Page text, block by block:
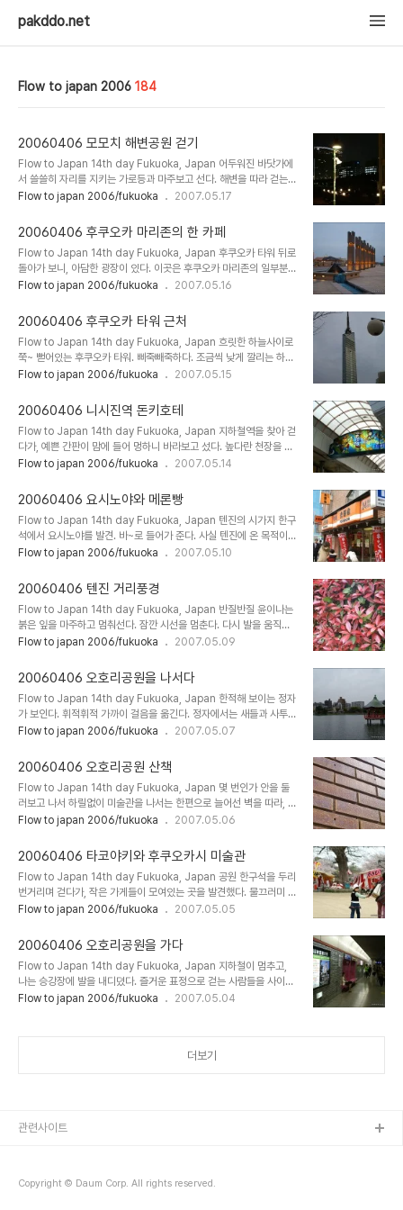
pakddo.net
Flow to japan 2006 184
20060406 모모치 해변공원 걷기
Flow to Japan 14th day Fukuoka, Japan 어두워진 바닷가에
서 쓸쓸히 자리를 지키는 가로등과 마주보고 선다. 해변을 따라 걷는
다. 조금씩 물에 떠있는 마리존을 멀리 보낸다. 발끝에 부서지는 모래
다. 뒤를 돌아서 흔적들을, 내 발자욱들을 찾아보지만 흐트러진 모래
속에선 좀처럼 찾기가 힘들다. 잠깐 앉을까. 벤치에 앉아 바다를 바라
보고 있으니 적당히 술도 오르고, 좋다. 맥주한병 먹고 알딸딸하기는...
-_-; 저 너머에는 한가로운 바닷가에 시호크 호텔이 둥근 지붕모양을
따라 불을 밝히고 있다. 아. 예쁘다. 이런저런 생각을 하다가, 어쩐지
럼. 나..
Flow to japan 2006/fukuoka 2007.05.17
20060406 후쿠오카 마리존의 한 카페
Flow to Japan 14th day Fukuoka, Japan 후쿠오카 타워 뒤로
돌아가 보니, 아담한 광장이 있다. 이곳은 후쿠오카 마리존의 일부분.
힐끔힐끔 둘러보기 시작한다. 직선으로 뻗은 분수가 타워와 일직선으
이 보인다. 어쩐 일인지 혼자 울고 있다. 조용한 곳에서 혼자 우는 여인
네라... 사진을 찍으며 가까운 곳으로 가보았지만, 혼자이고 싶은 사람
을 방해하고픈 생각은 들지 않는다. 다만, 우는 여인네를 보면 왠지 약
해지는 남자라는 동물의 습성 때문인건지. 조금씩 주변을 빙빙 돌아보
지만, 현실은 드라마처럼 호락호락하지 않아서 별일이 일어나지는 않
서 걸음을..
Flow to japan 2006/fukuoka 2007.05.16
20060406 후쿠오카 타워 근처
Flow to Japan 14th day Fukuoka, Japan 흐릿한 하늘사이로
쭉~ 뻗어있는 후쿠오카 타워. 삐죽빼죽하다. 조금씩 낮게 깔리는 하늘
빛을 받기 시작한 거리를 지난다. 회색과 주황색의 경계를 아우르는 묘
가까이 다가간 후쿠오카 타워. 이곳은 방송 송신탑으로도 사용된다고
한다. 묘한 분위기의 조각상이 늘어선 길을 따라 걷는다. 바닷가에 가
까워 온걸 몸이 느끼는지 바람이 차다. 옷깃을 조금 여며본다. 어스름
이 깔리는 거리로 가지런히 줄 맞춘 전등에 불이 들어온다. 저녁때가
다됐구나.. 붉은 조형물 사이로 입구가 보인다. 얼른 들어가 볼까나. 재
어색하다. -..
Flow to japan 2006/fukuoka 2007.05.15
20060406 니시진역 돈키호테
Flow to Japan 14th day Fukuoka, Japan 지하철역을 찾아 걷
다가, 예쁜 간판이 맘에 들어 멍하니 바라보고 섰다. 높다란 천장을 바
라보다가, 지하철을 타러 간다. 1일 승차권 샀으니 본전은 뽑아야지.
장을 간다. 이번에 도착한 곳은 니시진역. 마크는 서쪽의 중심으로 새
롭게 떠오르는 곳을 형상화했다는 듯. 뭐 그렇다니 그런가 보다 한다.
^^ 그러고 보니 가방을 멘 아이들이 많이 지나긴 한다. 한가해 보이는
학생들(?)의 모습을 신기하듯 구경하면서, 출구를 향해 걷는다. 출구를
확인하려고 하는데 확실히 근처에 학교가 많다. 소학교, 고등학교, 대
Flow to japan 2006/fukuoka 2007.05.14
20060406 요시노야와 메론빵
Flow to Japan 14th day Fukuoka, Japan 텐진의 시가지 한구
석에서 요시노야를 발견. 바~로 들어가 준다. 사실 텐진에 온 목적이
요시노야를 찾아서 온 거였다는;;; 소고기 불고기(?) 덮밥을 주문했다.
으니 꿀맛이다. 요시노야를 찾았던 이유는 바로 이것! 도쿄에서부터 시
작된 거였는데, 한번 밥을 먹을 때마다 선물 쿠폰 같은 걸 줬다. 4장을
모으면 뭘 준다고 해서 기회 될 때마다 꾸준히(?) 먹어준 결과. "요시
노야 한정 봄맞이 스트랩"을 받았다. 하핫. 'ぶたどん(돼지고기 덮
밥)'이라는 깃발을 들고 서 있는 돼지인형이라니;;;; ^^; 귀엽고, 맘에
Flow to japan 2006/fukuoka 2007.05.10
20060406 텐진 거리풍경
Flow to Japan 14th day Fukuoka, Japan 반질반질 윤이나는
붉은 잎을 마주하고 멈춰선다. 잠깐 시선을 멈춘다. 다시 발을 움직이
기 시작한다. 오호리공원으로 통하는 길은 여전히 한가한 분위기. 다정
는 사람들. 지하철역을 향해 걸음을 옮기다가 잠깐 서서 그들의 일상을
훔친다. 지하철역에 들어서서 어디를 갈까 잠깐 고민을 해본다. 1일승
차권을 파는 자판기. 무슨이유에서인지 판매중지 중.. 텐진으로 가볼
까? 지하철에 몸을 싣는다. 귀여우신 할아버지, 할머니. 서울구경나온
시골 부부같은 정겹고 따뜻한 느낌. ^^ 다시 열차가 멈추고, 나는 사람
지 딱히..
Flow to japan 2006/fukuoka 2007.05.09
20060406 오호리공원을 나서다
Flow to Japan 14th day Fukuoka, Japan 한적해 보이는 정자
가 보인다. 휘적휘적 가까이 걸음을 옮긴다. 정자에서는 새들과 사투를
벌이는 한 소년이.. -_-; 생각보다 커다란 몸집의 까마귀도 보인다. 우
으며 노는 아이의 모습이 귀엽기만 하다. 날렵히 몸을 옮기는 비둘기
씨. 어쩐 일인지 서울역에 살고 계신 그분 보다 날씬하시다. -_-; 사람
을 무서워하지 않는 새들이나, 비둘기를 겁내지 않는 아이가 자연스레
친구가 된다. 우연히 마주하게 되는 즐겁고, 행복한 순간순간에 들뜬
기분이 되어서는, 정자를 뒤로하고 다시 산책길에 나섰다. 한바탕 수영
수의 ..
Flow to japan 2006/fukuoka 2007.05.07
20060406 오호리공원 산책
Flow to Japan 14th day Fukuoka, Japan 몇 번인가 안을 둘
러보고 나서 하릴없이 미술관을 나서는 한편으로 늘어선 벽을 따라, 저
절로 움직이는 발걸음에 이끌려 산책을 시작해 본다. 인상적인 모양의
습. 멀찌감치 NHK 후쿠오카 방송국이 보인다. 아담하고 독특한 양식
의 건물이다. 좀 특이해 보이긴 하지만, 슬쩍 보고 계속 걸어본다. 오호
리 공원은 몇 개의 섬이 이어져 있는 형태로 되어있다. 중간 중간 꾸며
져 있는 다리를 건너 좀 더 호수 가까이 가본다. 드문드문 놓인 기둥에
는 아이들이 할 수 있는 놀이가 적힌 듯하다. 어떤 내용인지 잘은 모르
점 조..
Flow to japan 2006/fukuoka 2007.05.06
20060406 타코야키와 후쿠오카시 미술관
Flow to Japan 14th day Fukuoka, Japan 공원 한구석을 두리
번거리며 걷다가, 작은 가게들이 모여있는 곳을 발견했다. 물끄러미 날
바라보는 아이의 눈빛을 따라, 먹거리 골목으로 가까이 간다. 출출하던
등등. 다양한 먹을거리 사이에서 고민을 하다가 무언갈 발견했다. 혼자
서 타코야키를 팔고 있던 아가씨. 어려보이는데 열심히 하는 것 같아서
여기서 먹거리를 좀 샀다. 타코야키를 조금 산후에 '사진 찍어도 돼
요?'라고 어색하게 묻고, 사진을 찍어본다. 자그마한 가게의 분홍 간판
이 인상적이다. 일단 샀는데 이건 어디 가서 먹는다~ 조금 둘러보니 돗
Flow to japan 2006/fukuoka 2007.05.05
20060406 오호리공원을 가다
Flow to Japan 14th day Fukuoka, Japan 지하철이 멈추고,
나는 승강장에 발을 내디뎠다. 즐거운 표정으로 걷는 사람들을 사이로
지친 듯 앉은 아가씨가 눈에 들어온다. 오호리 공원역의 마크. 딱 보면
는다. 입구에 놓인 커다란 조형물. 오호리 공원(大濠公園) 이라고 적
유..
Flow to japan 2006/fukuoka 2007.05.04
더보기
Copyright © Daum Corp. All rights reserved.
관련사이트